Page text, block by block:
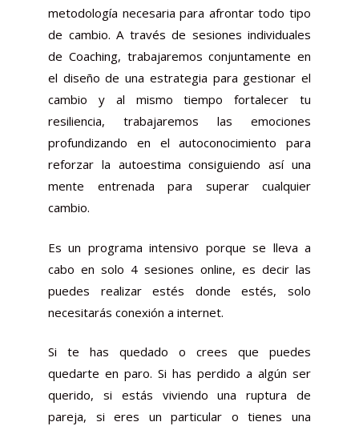
metodología necesaria para afrontar todo tipo
de cambio. A través de sesiones individuales
de Coaching, trabajaremos conjuntamente en
el diseño de una estrategia para gestionar el
cambio y al mismo tiempo fortalecer tu
resiliencia, trabajaremos las emociones
profundizando en el autoconocimiento para
reforzar la autoestima consiguiendo así una
mente entrenada para superar cualquier
cambio.
Es un programa intensivo porque se lleva a
cabo en solo 4 sesiones online, es decir las
puedes realizar estés donde estés, solo
necesitarás conexión a internet.
Si te has quedado o crees que puedes
quedarte en paro. Si has perdido a algún ser
querido, si estás viviendo una ruptura de
pareja, si eres un particular o tienes una